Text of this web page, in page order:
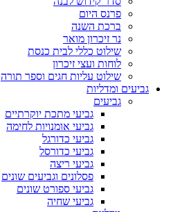
פרנס היום
ברכת השנה
נר זיכרון מואר
שילוט כללי לבית כנסת
לוחות ועצי זיכרון
שילוט עליות חגים וספר תורה
גביעים ומדליות
גביעים
גביעי מתכת יוקרתיים
גביעי אומנויות לחימה
גביעי כדורגל
גביעי כדורסל
גביעי ריצה
פסלונים וגביעים שונים
גביעי ספורט שונים
גביעי שחיה